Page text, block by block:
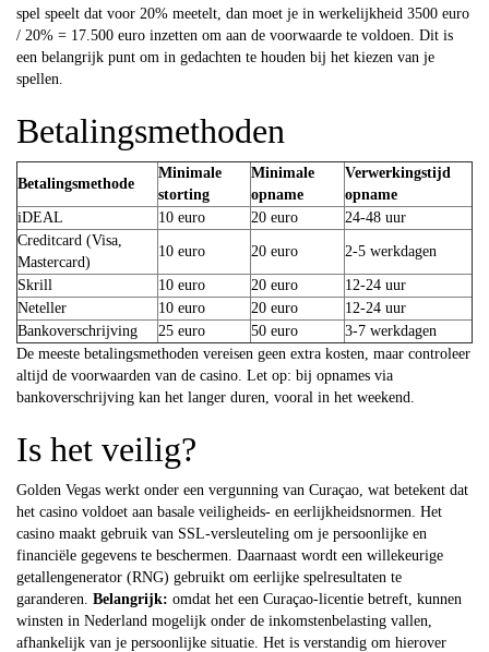
spel speelt dat voor 20% meetelt, dan moet je in werkelijkheid 3500 euro
/ 20% = 17.500 euro inzetten om aan de voorwaarde te voldoen. Dit is
een belangrijk punt om in gedachten te houden bij het kiezen van je
spellen.
Betalingsmethoden
Betalingsmethode
Minimale
storting
Minimale
opname
Verwerkingstijd
opname
iDEAL
10 euro 20 euro
24-48 uur
Creditcard (Visa,
Mastercard)
10 euro 20 euro 2-5 werkdagen
Skrill 10 euro 20 euro
12-24 uur
Neteller
10 euro 20 euro
12-24 uur
Bankoverschrijving
25 euro 50 euro
3-7 werkdagen
De meeste betalingsmethoden vereisen geen extra kosten, maar controleer
altijd de voorwaarden van de casino. Let op: bij opnames via
bankoverschrijving kan het langer duren, vooral in het weekend.
Is het veilig?
Golden Vegas werkt onder een vergunning van Curaçao, wat betekent dat
het casino voldoet aan basale veiligheids- en eerlijkheidsnormen. Het
casino maakt gebruik van SSL-versleuteling om je persoonlijke en
financiële gegevens te beschermen. Daarnaast wordt een willekeurige
getallengenerator (RNG) gebruikt om eerlijke spelresultaten te
garanderen. Belangrijk: omdat het een Curaçao-licentie betreft, kunnen
winsten in Nederland mogelijk onder de inkomstenbelasting vallen,
afhankelijk van je persoonlijke situatie. Het is verstandig om hierover